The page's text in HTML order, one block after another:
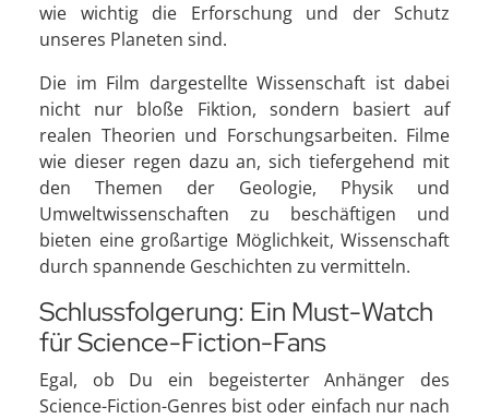
wie wichtig die Erforschung und der Schutz
unseres Planeten sind.
Die im Film dargestellte Wissenschaft ist dabei
nicht nur bloße Fiktion, sondern basiert auf
realen Theorien und Forschungsarbeiten. Filme
wie dieser regen dazu an, sich tiefergehend mit
den Themen der Geologie, Physik und
Umweltwissenschaften zu beschäftigen und
bieten eine großartige Möglichkeit, Wissenschaft
durch spannende Geschichten zu vermitteln.
Schlussfolgerung: Ein Must-Watch
für Science-Fiction-Fans
Egal, ob Du ein begeisterter Anhänger des
Science-Fiction-Genres bist oder einfach nur nach